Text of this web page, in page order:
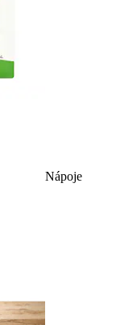
Nápoje